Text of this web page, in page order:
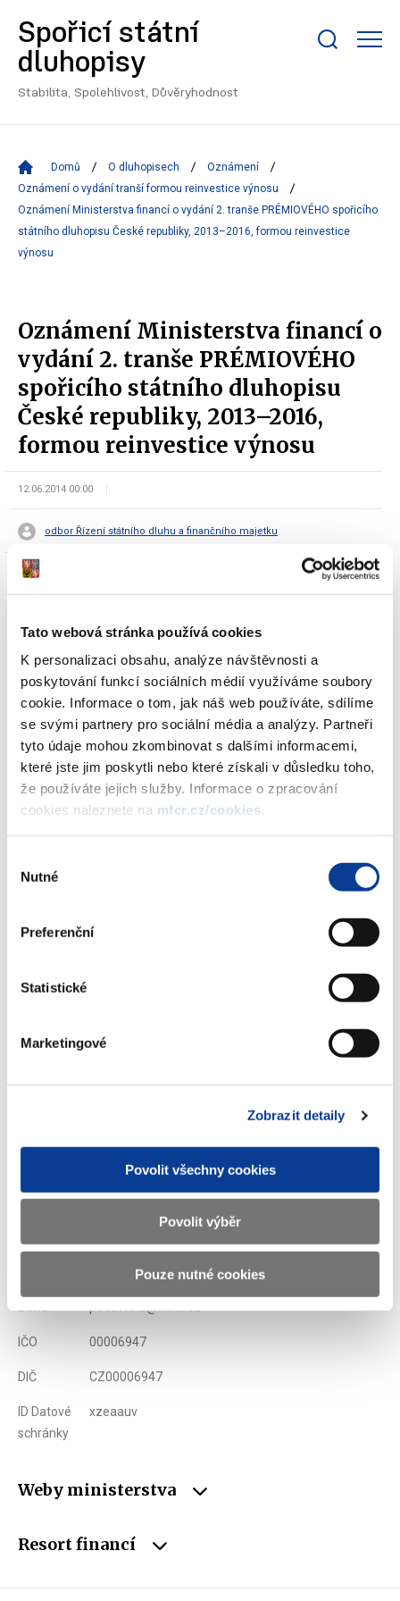
Tato webová stránka používá cookies
K personalizaci obsahu, analýze návštěvnosti a
poskytování funkcí sociálních médií využíváme soubory
cookie. Informace o tom, jak náš web používáte, sdílíme
se svými partnery pro sociální média a analýzy. Partneři
tyto údaje mohou zkombinovat s dalšími informacemi,
které jste jim poskytli nebo které získali v důsledku toho,
že používáte jejich služby. Informace o zpracování
cookies naleznete na mfcr.cz/cookies.
souhlasu
Nutné
Preferenční
Statistické
Marketingové
Zobrazit detaily
Povolit všechny cookies
Povolit výběr
Pouze nutné cookies
Spořicí státní
dluhopisy
Stabilita, Spolehlivost, Důvěryhodnost
Domů O dluhopisech
Oznámení
Oznámení o vydání tranší formou reinvestice výnosu
Oznámení Ministerstva financí o vydání 2. tranše PRÉMIOVÉHO spořicího
státního dluhopisu České republiky, 2013–2016, formou reinvestice
výnosu
Oznámení Ministerstva financí o
vydání 2. tranše PRÉMIOVÉHO
spořicího státního dluhopisu
České republiky, 2013–2016,
formou reinvestice výnosu
12.06.2014 00:00
odbor Řízení státního dluhu a finančního majetku
Dokumenty ke stažení
Oznámení Ministerstva financí o
vydání 2. tranše PRÉMIOVÉHO
spořicího státního dluhopisu České
republiky, 2013–2016, formou
reinvestice výnosu
Stáhnout vybrané (
Stáhnout vše
Ministerstvo financí ČR
+420 257 041 111
IČO 00006947
DIČ CZ00006947
ID Datové
schránky
xzeaauv
Weby ministerstva
Resort financí